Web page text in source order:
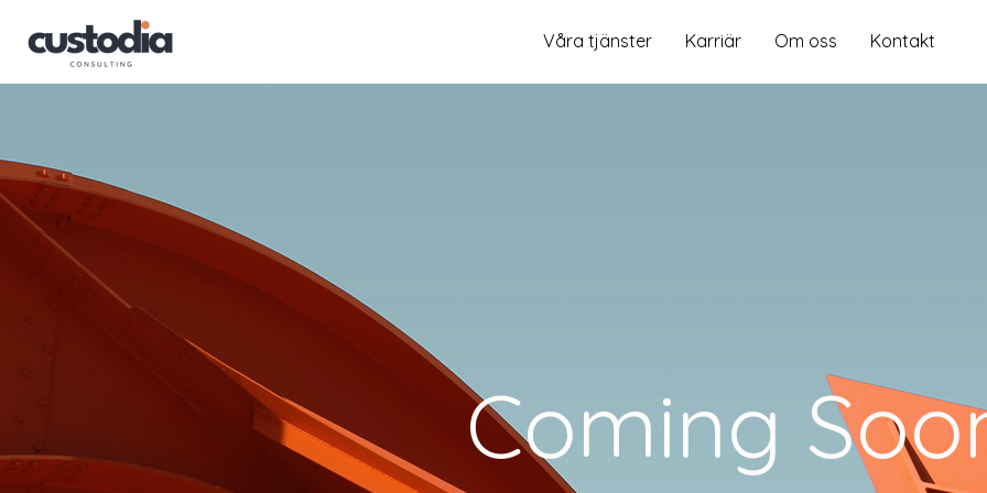
Våra tjänster Karriär Om oss Kontakt
Coming